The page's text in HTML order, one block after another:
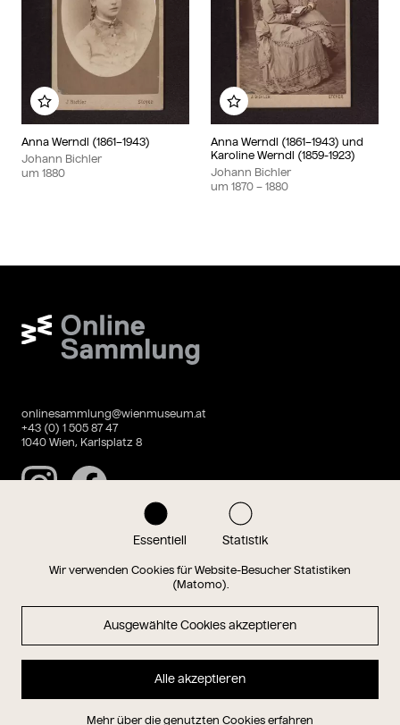
Essentiell Statistik
Wir verwenden Cookies für Website-Besucher Statistiken
(Matomo).
Ausgewählte Cookies akzeptieren
Alle akzeptieren
Mehr über die genutzten Cookies erfahren
Anna Werndl (1861–1943)
Johann Bichler
um 1880
Zu meinem Album hinzufügen
Anna Werndl (1861–1943) und
Karoline Werndl (1859-1923)
Johann Bichler
um 1870 – 1880
Zu meinem Album
Wien Museum Online Sammlung
onlinesammlung@wienmuseum.at
+43 (0) 1 505 87 47
1040 Wien, Karlsplatz 8
InstagramFacebook
Magazin
Hauptseite